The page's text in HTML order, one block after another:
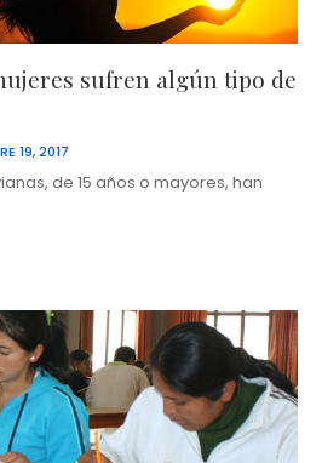
sufren algún tipo de
19, 2017
de 15 años o mayores, han